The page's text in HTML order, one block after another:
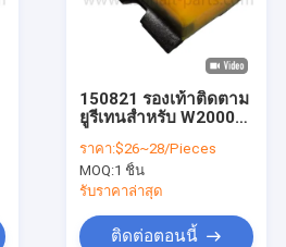
150821 รองเท้าติดตาม
ยูรีเทนสำหรับ W2000
ราคา:$26~28/Pieces
MOQ:1 ชิ้น
รับราคาล่าสุด
ติดต่อตอนนี้